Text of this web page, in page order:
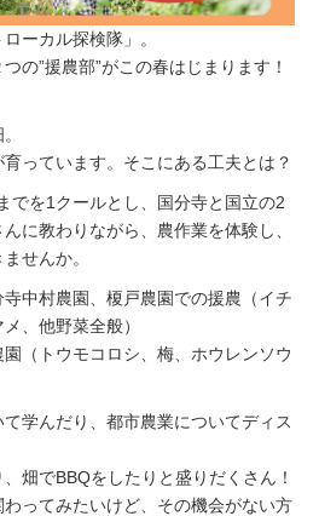
ーカル探検隊」。
の”援農部”がこの春はじまります！
っています。そこにある工夫とは？
でを1クールとし、国分寺と国立の2
に教わりながら、農作業を体験し、
せんか。
寺中村農園、榎戸農園での援農（イチ
、他野菜全般）
園（トウモコロシ、梅、ホウレンソウ
学んだり、都市農業についてディス
畑でBBQをしたりと盛りだくさん！
ってみたいけど、その機会がない方